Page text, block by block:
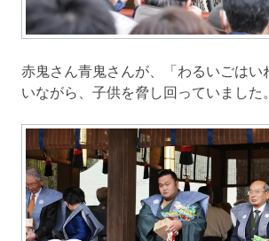
赤鬼さん青鬼さんが、「わるいごはい
いながら、子供を脅し回っていました。